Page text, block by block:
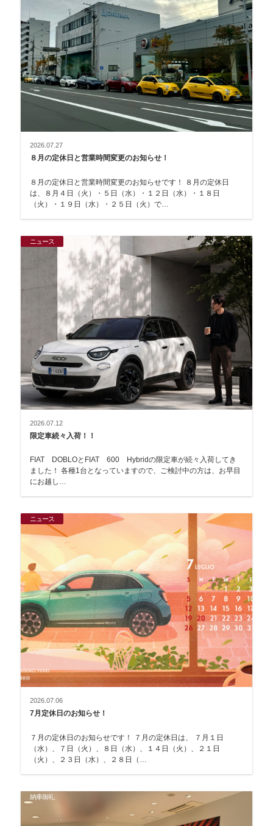
2026.07.27
８月の定休日と営業時間変更のお知らせ！
８月の定休日と営業時間変更のお知らせです！ ８月の定休日
は、８月４日（火）・５日（水）・１２日（水）・１８日
（火）・１９日（水）・２５日（火）で…
ニュース
2026.07.12
限定車続々入荷！！
FIAT DOBLOとFIAT 600 Hybridの限定車が続々入荷してき
ました！ 各種1台となっていますので、ご検討中の方は、お早目
にお越し…
ニュース
2026.07.06
7月定休日のお知らせ！
７月の定休日のお知らせです！ ７月の定休日は、 ７月１日
（水）、７日（火）、８日（水）、１４日（火）、２１日
（火）、２３日（水）、２８日（…
納車御礼